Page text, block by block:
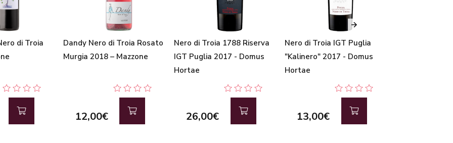
di Troia
Dandy Nero di Troia Rosato
Murgia 2018 – Mazzone
12,00€
Nero di Troia 1788 Riserva
IGT Puglia 2017 - Domus
Hortae
26,00€
Nero di Troia IGT Puglia
"Kalinero" 2017 - Domus
Hortae
13,00€